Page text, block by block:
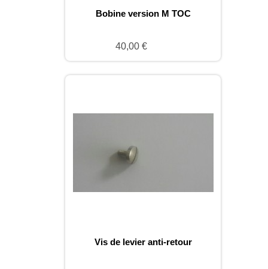
Bobine version M TOC
40,00 €
Vis de levier anti-retour